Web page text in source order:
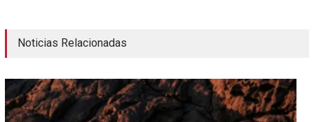
Noticias Relacionadas